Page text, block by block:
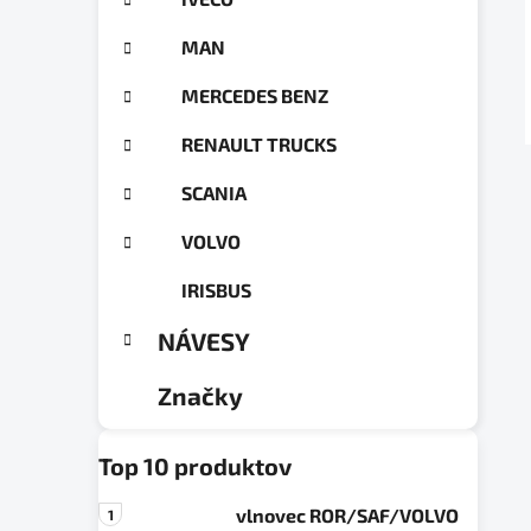
MAN
MERCEDES BENZ
RENAULT TRUCKS
SCANIA
VOLVO
IRISBUS
NÁVESY
Značky
Top 10 produktov
vlnovec ROR/SAF/VOLVO